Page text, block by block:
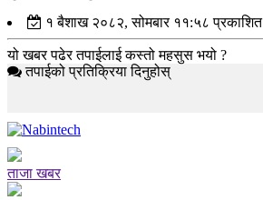
१ बैशाख २०८२, सोमबार ११:५८ प्रकाशित
यो खबर पढेर तपाईलाई कस्तो महसुस भयो ?
तपाईको प्रतिक्रिया दिनुहोस्
ताजा खबर